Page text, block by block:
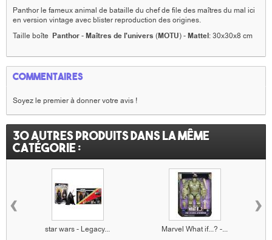
Panthor le fameux animal de bataille du chef de file des maîtres du mal ici
en version vintage avec blister reproduction des origines.
Taille boîte Panthor-Maîtres de l'univers (MOTU) -Mattel: 30x30x8 cm
Commentaires
Soyez le premier à donner votre avis !
30 autres produits dans la même
catégorie :
star wars - Legacy... Marvel What if...? -...
‹ ›